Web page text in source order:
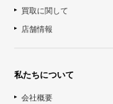
買取に関して
店舗情報
私たちについて
会社概要